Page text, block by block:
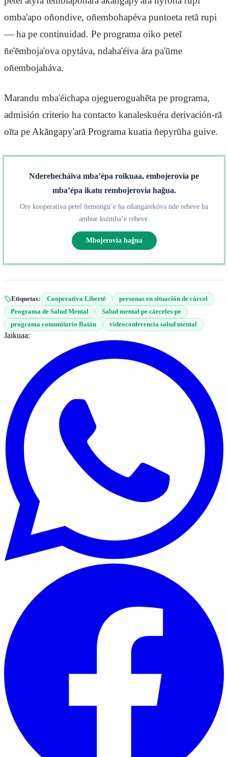
omba'apo oñondive, oñembohapéva puntoeta retã rupi
— ha pe continuidad. Pe programa oiko peteĩ
ñe'ẽmboja'ova opytáva, ndaha'éiva ára pa'ũme
oñembojaháva.
Marandu mba'éichapa ojegueroguahẽta pe programa,
admisión criterio ha contacto kanaleskuéra derivación-rã
oĩta pe Akãngapy'arã Programa kuatia ñepyrũha guive.
Nderehecháiva mba’épa roikuaa, embojerovia pe
mba’épa ikatu rembojerovia hag̃ua.
Ore kooperativa peteĩ ñemongu’e ha oñangarekóva nde reheve ha
ambue kuimba’e reheve.
Mbojerovia hag̃ua
Etiquetas: Cooperativa Liberté
personas en situación de cárcel
Programa de Salud Mental
Salud mental pe cárceles-pe
programa comunitario Batán
videoconferencia salud mental
Jaikuaa: